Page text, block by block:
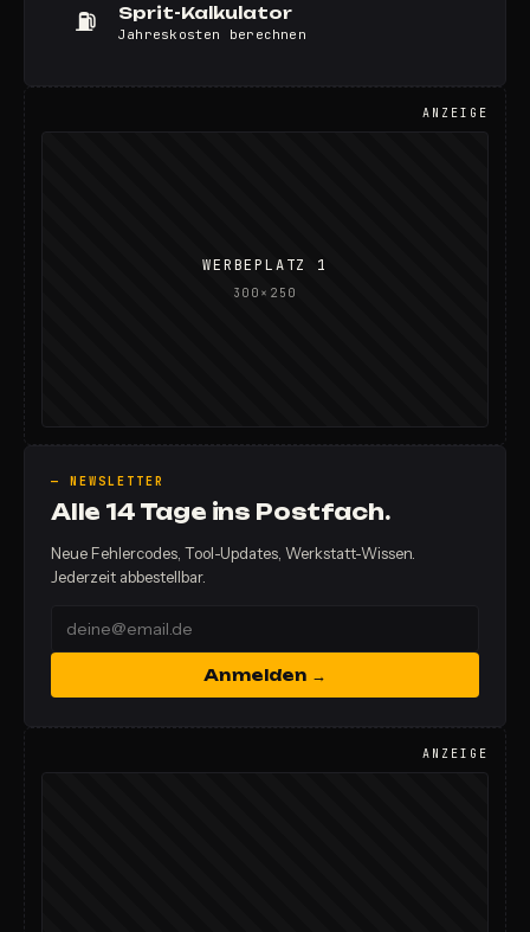
⛽ Sprit-Kalkulator
Jahreskosten berechnen
ANZEIGE
WERBEPLATZ 1
300×250
— NEWSLETTER
Alle 14 Tage ins Postfach.
Neue Fehlercodes, Tool-Updates, Werkstatt-Wissen.
Jederzeit abbestellbar.
Anmelden →
ANZEIGE